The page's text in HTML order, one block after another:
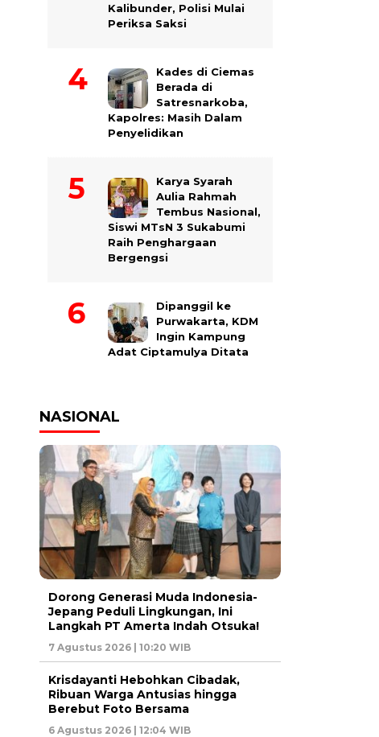
Kalibunder, Polisi Mulai
Periksa Saksi
Kades di Ciemas
Berada di
Satresnarkoba,
Kapolres: Masih Dalam
Penyelidikan
Karya Syarah
Aulia Rahmah
Tembus Nasional,
Siswi MTsN 3 Sukabumi
Raih Penghargaan
Bergengsi
Dipanggil ke
Purwakarta, KDM
Ingin Kampung
Adat Ciptamulya Ditata
NASIONAL
Dorong Generasi Muda Indonesia-
Jepang Peduli Lingkungan, Ini
Langkah PT Amerta Indah Otsuka!
7 Agustus 2026 | 10:20 WIB
Krisdayanti Hebohkan Cibadak,
Ribuan Warga Antusias hingga
Berebut Foto Bersama
6 Agustus 2026 | 12:04 WIB